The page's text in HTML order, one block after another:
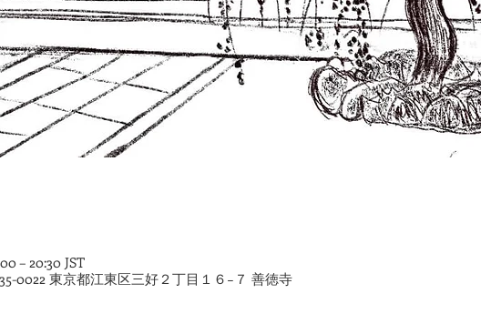
– 20:30 JST
0022 東京都江東区三好２丁目１６−７ 善徳寺